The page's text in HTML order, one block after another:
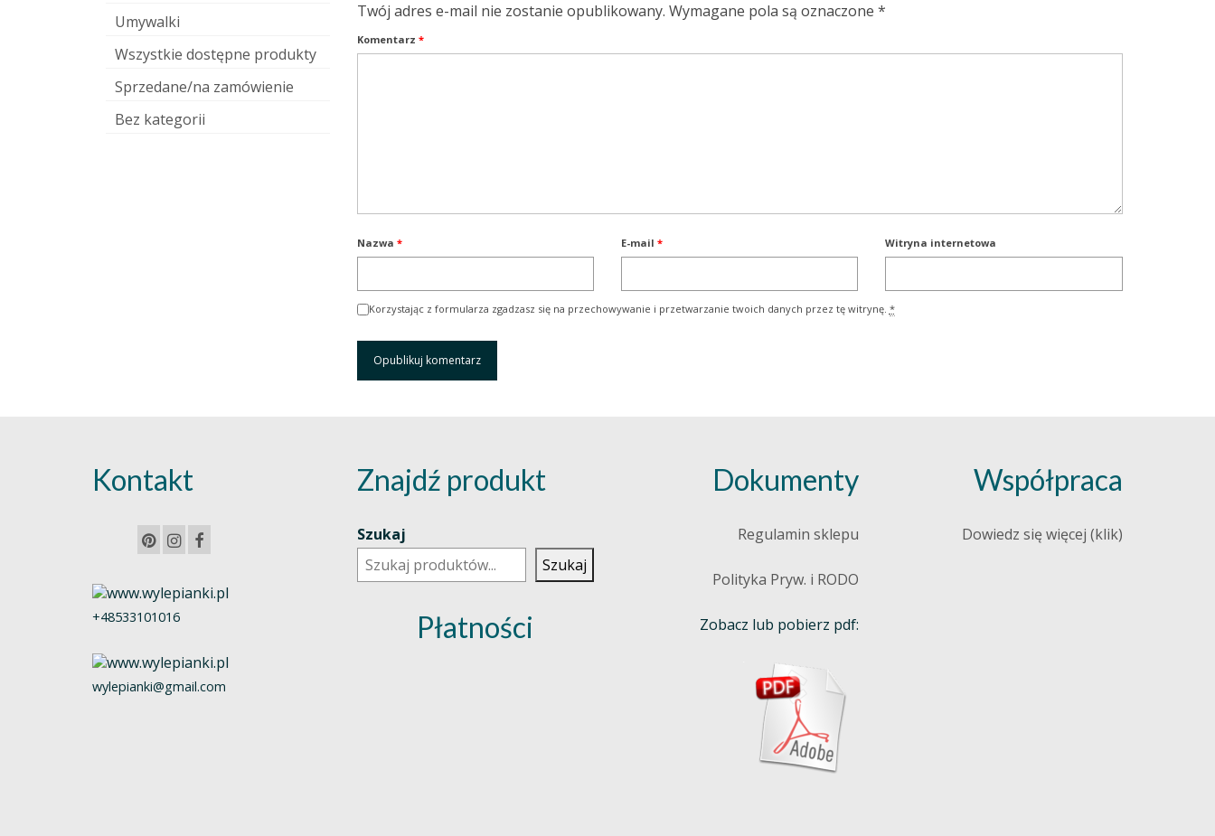
Twój adres e-mail nie zostanie opublikowany. Wymagane pola są oznaczone *
Komentarz *
Nazwa * E-mail * Witryna internetowa
Korzystając z formularza zgadzasz się na przechowywanie i przetwarzanie twoich danych przez tę witrynę. *
Umywalki
Wszystkie dostępne produkty
Sprzedane/na zamówienie
Bez kategorii
Kontakt
+48533101016
wylepianki@gmail.com
Znajdź produkt
Szukaj
Szukaj
Płatności
Dokumenty
Regulamin sklepu
Polityka Pryw. i RODO
Zobacz lub pobierz pdf:
Współpraca
Dowiedz się więcej (klik)